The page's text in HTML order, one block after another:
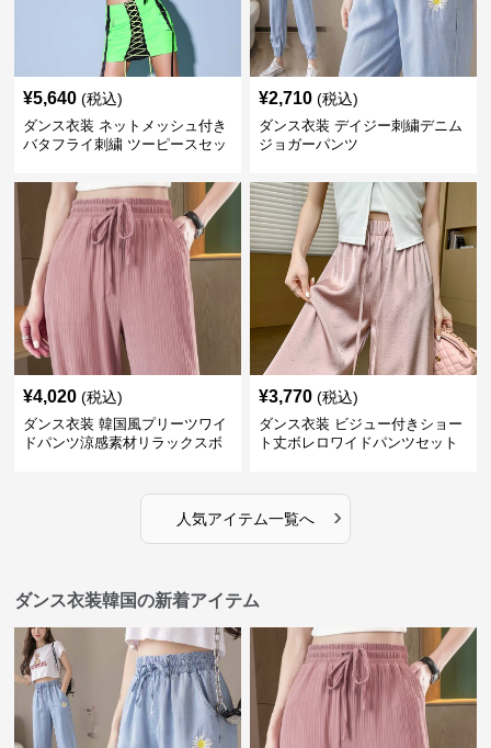
¥5,640 (税込)
ダンス衣装 ネットメッシュ付き
バタフライ刺繍 ツーピースセッ
¥2,710 (税込)
ダンス衣装 デイジー刺繍デニム
ジョガーパンツ
¥4,020 (税込)
ダンス衣装 韓国風プリーツワイ
ドパンツ涼感素材リラックスボ
¥3,770 (税込)
ダンス衣装 ビジュー付きショー
ト丈ボレロワイドパンツセット
人気アイテム一覧へ ›
ダンス衣装韓国の新着アイテム